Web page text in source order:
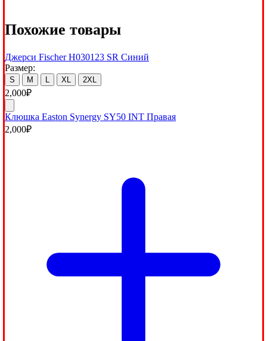
Похожие товары
Джерси Fischer H030123 SR Синий
Размер:
S M XL 2XL
2,000₽
Клюшка Easton Synergy SY50 INT Правая
2,000₽